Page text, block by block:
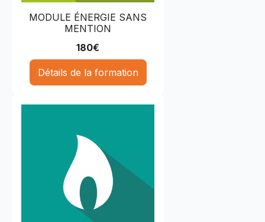
MODULE ÉNERGIE SANS
MENTION
180€
Détails de la formation